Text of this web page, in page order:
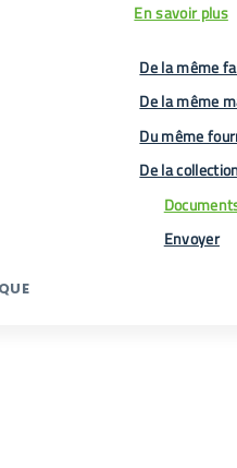
En savoir plus
De la même
De la même
Du même
De la
Envoyer